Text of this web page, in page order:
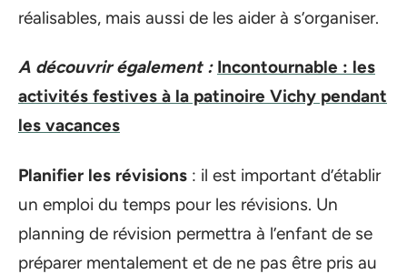
réalisables, mais aussi de les aider à s’organiser.
A découvrir également : Incontournable : les
activités festives à la patinoire Vichy pendant
les vacances
Planifier les révisions : il est important d’établir
un emploi du temps pour les révisions. Un
planning de révision permettra à l’enfant de se
préparer mentalement et de ne pas être pris au